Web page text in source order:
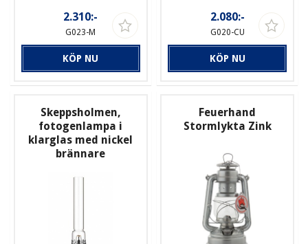
2.310:-
G023-M
KÖP NU
2.080:-
G020-CU
KÖP NU
Skeppsholmen,
fotogenlampa i
klarglas med nickel
brännare
Feuerhand
Stormlykta Zink